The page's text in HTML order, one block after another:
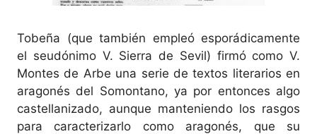
Tobeña (que también empleó esporádicamente
el seudónimo V. Sierra de Sevil) firmó como V.
Montes de Arbe una serie de textos literarios en
aragonés del Somontano, ya por entonces algo
castellanizado, aunque manteniendo los rasgos
para caracterizarlo como aragonés, que su